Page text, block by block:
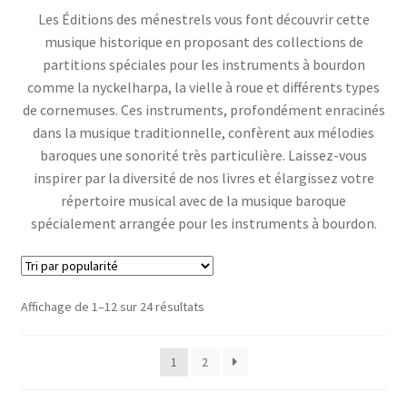
Les Éditions des ménestrels vous font découvrir cette
musique historique en proposant des collections de
partitions spéciales pour les instruments à bourdon
comme la nyckelharpa, la vielle à roue et différents types
de cornemuses. Ces instruments, profondément enracinés
dans la musique traditionnelle, confèrent aux mélodies
baroques une sonorité très particulière. Laissez-vous
inspirer par la diversité de nos livres et élargissez votre
répertoire musical avec de la musique baroque
spécialement arrangée pour les instruments à bourdon.
Affichage de 1–12 sur 24 résultatsTrié
1
2